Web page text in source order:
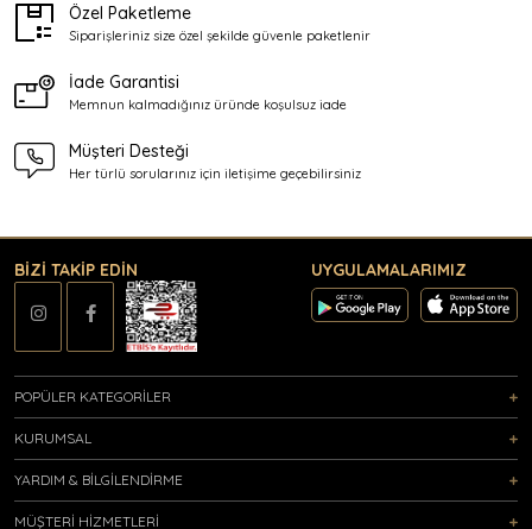
Özel Paketleme
Siparişleriniz size özel şekilde güvenle paketlenir
İade Garantisi
Memnun kalmadığınız üründe koşulsuz iade
Müşteri Desteği
Her türlü sorularınız için iletişime geçebilirsiniz
BİZİ TAKİP EDİN UYGULAMALARIMIZ
POPÜLER KATEGORİLER
KURUMSAL
YARDIM & BİLGİLENDİRME
MÜŞTERİ HİZMETLERİ